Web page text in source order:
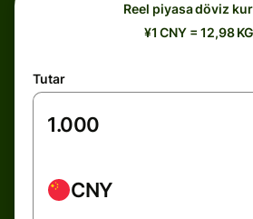
Reel piyasa döviz
¥1 CNY = 12,98
Tutar
CNY